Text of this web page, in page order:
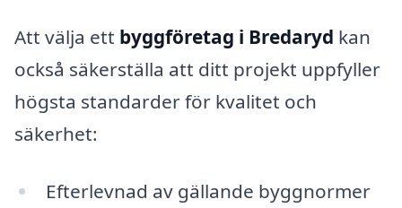
Att välja ett byggföretag i Bredaryd kan
också säkerställa att ditt projekt uppfyller
högsta standarder för kvalitet och
säkerhet:
Efterlevnad av gällande byggnormer